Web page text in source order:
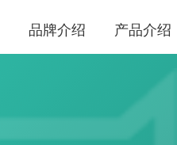
品牌介绍 产品介绍